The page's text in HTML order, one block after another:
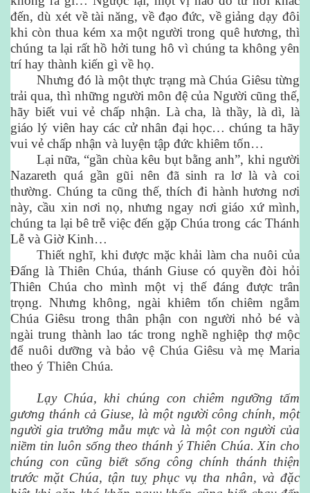
đến, dù xét về tài năng, về đạo đức, về giảng dạy đôi
khi còn thua kém xa một người trong quê hương, thì
chúng ta lại rất hồ hởi tung hô vì chúng ta không yên
trí hay thành kiến gì về họ.
Nhưng đó là một thực trạng mà Chúa Giêsu từng
trải qua, thì những người môn đệ của Người cũng thế,
hãy biết vui vẻ chấp nhận. Là cha, là thầy, là dì, là
giáo lý viên hay các cử nhân đại học… chúng ta hãy
vui vẻ chấp nhận và luyện tập đức khiêm tốn…
Lại nữa, “gần chùa kêu bụt bằng anh”, khi người
Nazareth quá gần gũi nên đã sinh ra lơ là và coi
thường. Chúng ta cũng thế, thích đi hành hương nơi
này, cầu xin nơi nọ, nhưng ngay nơi giáo xứ mình,
chúng ta lại bê trễ việc đến gặp Chúa trong các Thánh
Lễ và Giờ Kinh…
Thiết nghĩ, khi được mặc khải làm cha nuôi của
Đấng là Thiên Chúa, thánh Giuse có quyền đòi hỏi
Thiên Chúa cho mình một vị thế đáng được trân
trọng. Nhưng không, ngài khiêm tốn chiêm ngắm
Chúa Giêsu trong thân phận con người nhỏ bé và
ngài trung thành lao tác trong nghề nghiệp thợ mộc
để nuôi dưỡng và bảo vệ Chúa Giêsu và mẹ Maria
theo ý Thiên Chúa.
Lạy Chúa, khi chúng con chiêm ngưỡng tấm
gương thánh cả Giuse, là một người công chính, một
người gia trưởng mẫu mực và là một con người của
niềm tin luôn sống theo thánh ý Thiên Chúa. Xin cho
chúng con cũng biết sống công chính thánh thiện
trước mặt Chúa, tận tuỵ phục vụ tha nhân, và đặc